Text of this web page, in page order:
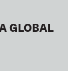
GLOBAL